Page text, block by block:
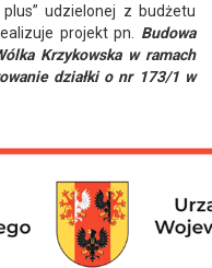
udzielonej z budżetu
projekt pn. Budowa
Krzykowska w ramach
działki o nr 173/1 w